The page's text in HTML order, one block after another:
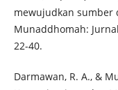
mewujudkan sumber
Munaddhomah:
22-40.
Darmawan, R. A., &